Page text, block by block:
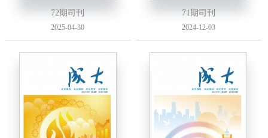
72期司刊
2025-04-30
71期司刊
2024-12-03